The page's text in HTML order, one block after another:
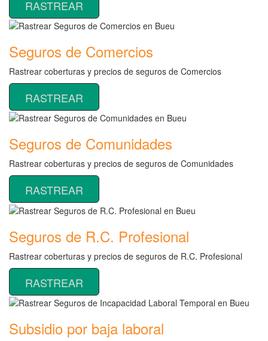
RASTREAR
Seguros de Comercios
Rastrear coberturas y precios de seguros de Comercios
RASTREAR
Seguros de Comunidades
Rastrear coberturas y precios de seguros de Comunidades
RASTREAR
Seguros de R.C. Profesional
Rastrear coberturas y precios de seguros de R.C. Profesional
RASTREAR
Subsidio por baja laboral